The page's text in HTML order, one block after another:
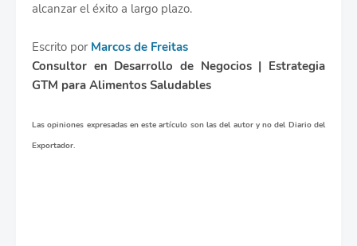
alcanzar el éxito a largo plazo.
Escrito por Marcos de Freitas
Consultor en Desarrollo de Negocios | Estrategia
GTM para Alimentos Saludables
Las opiniones expresadas en este artículo son las del autor y no del Diario del
Exportador.